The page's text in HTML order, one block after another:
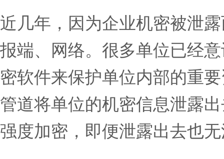
近几年，因为企业机密被泄
报端、网络。很多单位已经
密软件来保护单位内部的重
管道将单位的机密信息泄露
强度加密，即便泄露出去也